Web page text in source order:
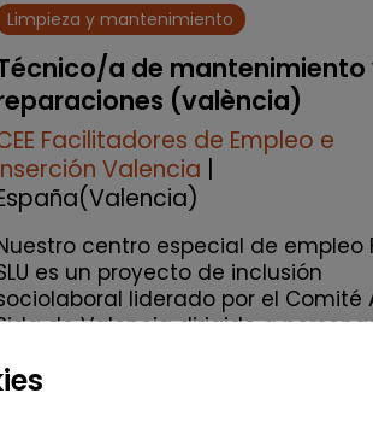
Limpieza y mantenimiento
a de mantenimiento
(valència)
Facilitadores de Empleo e
Valencia |
centro especial de empleo
es un proyecto de inclusión
liderado por el Comité
de Valencia dirigido a
de respuesta: 100,00%